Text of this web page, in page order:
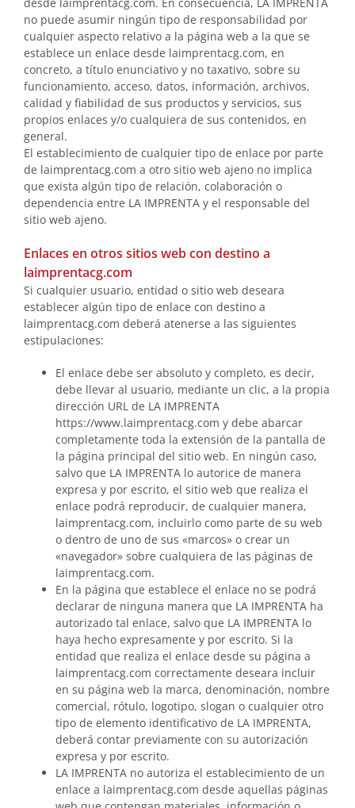
no puede asumir ningún tipo de responsabilidad por
cualquier aspecto relativo a la página web a la que se
establece un enlace desde laimprentacg.com, en
concreto, a título enunciativo y no taxativo, sobre su
funcionamiento, acceso, datos, información, archivos,
calidad y fiabilidad de sus productos y servicios, sus
propios enlaces y/o cualquiera de sus contenidos, en
general.
El establecimiento de cualquier tipo de enlace por parte
de laimprentacg.com a otro sitio web ajeno no implica
que exista algún tipo de relación, colaboración o
dependencia entre LA IMPRENTA y el responsable del
sitio web ajeno.
Enlaces en otros sitios web con destino a
laimprentacg.com
Si cualquier usuario, entidad o sitio web deseara
establecer algún tipo de enlace con destino a
laimprentacg.com deberá atenerse a las siguientes
estipulaciones:
El enlace debe ser absoluto y completo, es decir,
debe llevar al usuario, mediante un clic, a la propia
dirección URL de LA IMPRENTA
https://www.laimprentacg.com y debe abarcar
completamente toda la extensión de la pantalla de
la página principal del sitio web. En ningún caso,
salvo que LA IMPRENTA lo autorice de manera
expresa y por escrito, el sitio web que realiza el
enlace podrá reproducir, de cualquier manera,
laimprentacg.com, incluirlo como parte de su web
o dentro de uno de sus «marcos» o crear un
«navegador» sobre cualquiera de las páginas de
laimprentacg.com.
En la página que establece el enlace no se podrá
declarar de ninguna manera que LA IMPRENTA ha
autorizado tal enlace, salvo que LA IMPRENTA lo
haya hecho expresamente y por escrito. Si la
entidad que realiza el enlace desde su página a
laimprentacg.com correctamente deseara incluir
en su página web la marca, denominación, nombre
comercial, rótulo, logotipo, slogan o cualquier otro
tipo de elemento identificativo de LA IMPRENTA,
deberá contar previamente con su autorización
expresa y por escrito.
LA IMPRENTA no autoriza el establecimiento de un
enlace a laimprentacg.com desde aquellas páginas